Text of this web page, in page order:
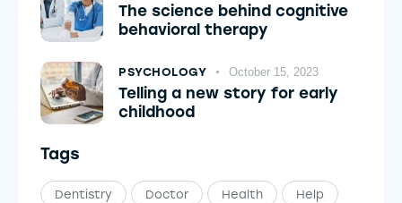
The science behind cognitive
behavioral therapy
PSYCHOLOGY October 15, 2023
Telling a new story for early
childhood
Tags
Dentistry Doctor Health Help